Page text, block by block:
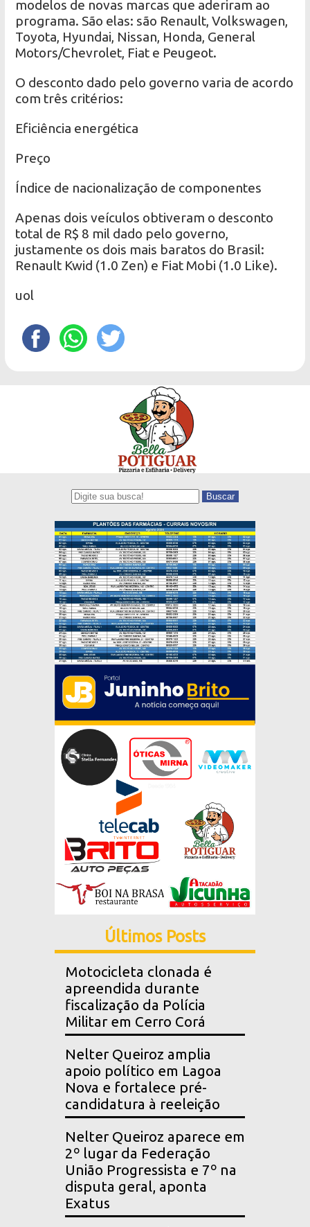
modelos de novas marcas que aderiram ao
programa. São elas: são Renault, Volkswagen,
Toyota, Hyundai, Nissan, Honda, General
Motors/Chevrolet, Fiat e Peugeot.
O desconto dado pelo governo varia de acordo
com três critérios:
Eficiência energética
Preço
Índice de nacionalização de componentes
Apenas dois veículos obtiveram o desconto
total de R$ 8 mil dado pelo governo,
justamente os dois mais baratos do Brasil:
Renault Kwid (1.0 Zen) e Fiat Mobi (1.0 Like).
uol
Buscar
Últimos Posts
Motocicleta clonada é
apreendida durante
fiscalização da Polícia
Militar em Cerro Corá
Nelter Queiroz amplia
apoio político em Lagoa
Nova e fortalece pré-
candidatura à reeleição
Nelter Queiroz aparece em
2º lugar da Federação
União Progressista e 7º na
disputa geral, aponta
Exatus